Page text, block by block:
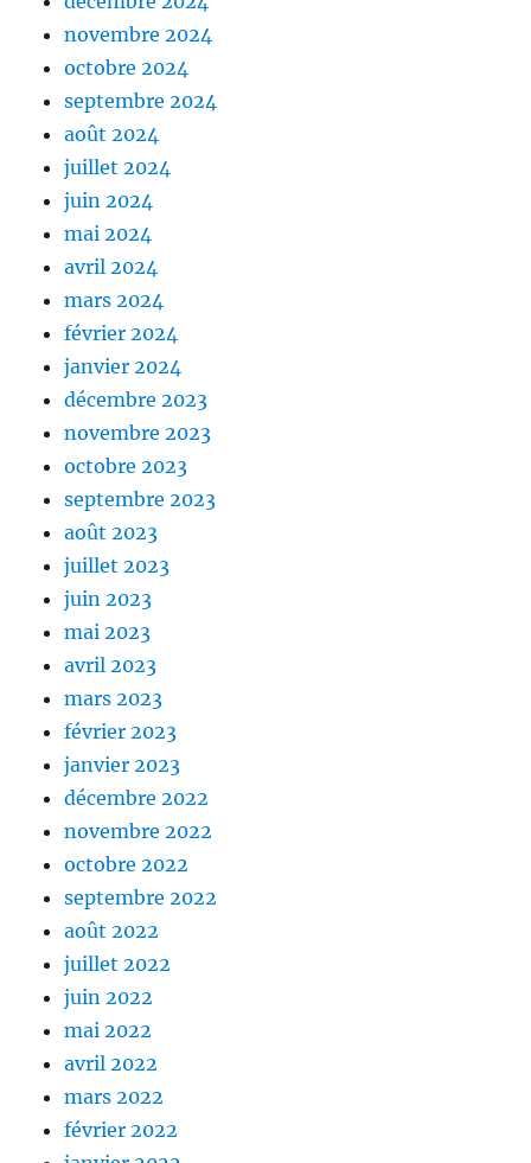
novembre 2024
octobre 2024
septembre 2024
août 2024
juillet 2024
juin 2024
mai 2024
avril 2024
mars 2024
février 2024
janvier 2024
décembre 2023
novembre 2023
octobre 2023
septembre 2023
août 2023
juillet 2023
juin 2023
mai 2023
avril 2023
mars 2023
février 2023
janvier 2023
décembre 2022
novembre 2022
octobre 2022
septembre 2022
août 2022
juillet 2022
juin 2022
mai 2022
avril 2022
mars 2022
février 2022